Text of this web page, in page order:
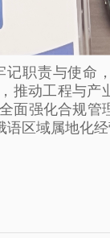
职责与使命
推动工程与产
面强化合规管
区域属地化经